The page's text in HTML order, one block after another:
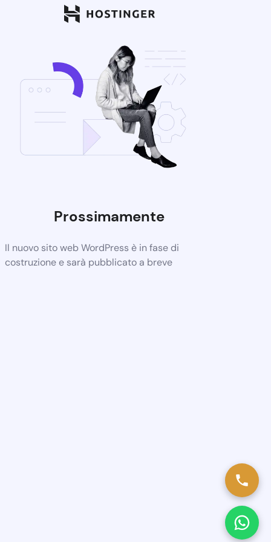
Prossimamente
Il nuovo sito web WordPress è in fase di
costruzione e sarà pubblicato a breve